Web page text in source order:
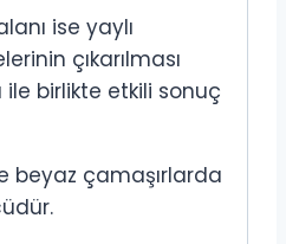
ise yaylı
çıkarılması
ile birlikte etkili sonuç
beyaz çamaşırlarda